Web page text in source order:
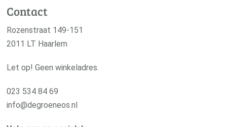
Contact
Rozenstraat 149-151
2011 LT Haarlem
Let op! Geen winkeladres.
023 534 84 69
info@degroeneos.nl